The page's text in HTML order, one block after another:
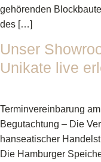
gehörenden
des […]
Unser
Unikate live
Terminvereinbarung
Begutachtung – Die
hanseatischer
Die Hamburger